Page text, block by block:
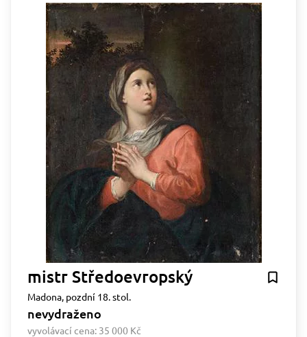
mistr Středoevropský
Madona, pozdní 18. stol.
nevydraženo
vyvolávací cena: 35 000 Kč